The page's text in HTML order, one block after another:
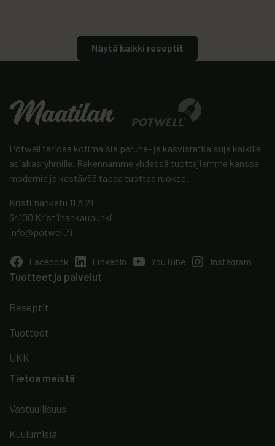
Näytä kaikki reseptit
Potwell tarjoaa kotimaisia peruna- ja kasvisratkaisuja kaikille
asiakasryhmille. Rakennamme yhdessä tuottajiemme kanssa
modernia ja kestävää tapaa tuottaa ruokaa.
Kristiinankatu 11 A 21
64100 Kristiinankaupunki
info@potwell.fi
Facebook LinkedIn YouTube Instagram
Tuotteet ja palvelut
Reseptit
Tuotteet
UKK
Tietoa meistä
Vastuullisuus
Kuulumisia